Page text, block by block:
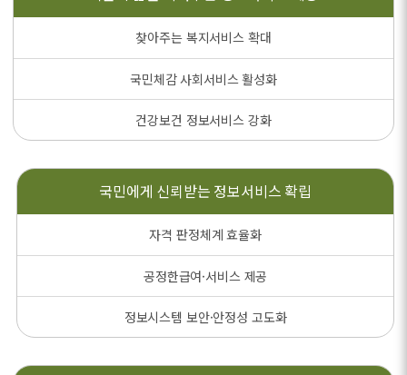
찾아주는 복지서비스 확대
국민체감 사회서비스 활성화
건강보건 정보서비스 강화
국민에게 신뢰받는 정보서비스 확립
자격 판정체계 효율화
공정한급여·서비스 제공
정보시스템 보안·안정성 고도화